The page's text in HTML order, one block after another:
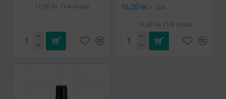
17,55 lei TVA inclus 16,20 lei + TVA
19,60 lei TVA inclus